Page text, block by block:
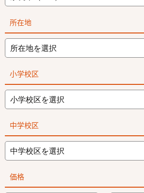
所在地
小学校区
中学校区
価格